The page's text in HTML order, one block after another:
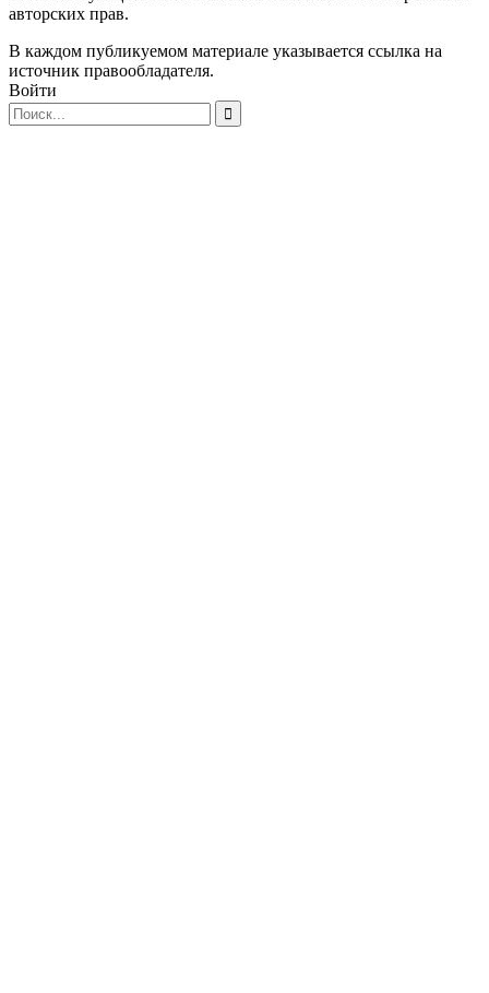
авторских прав.
В каждом публикуемом материале указывается ссылка на
источник правообладателя.
Войти